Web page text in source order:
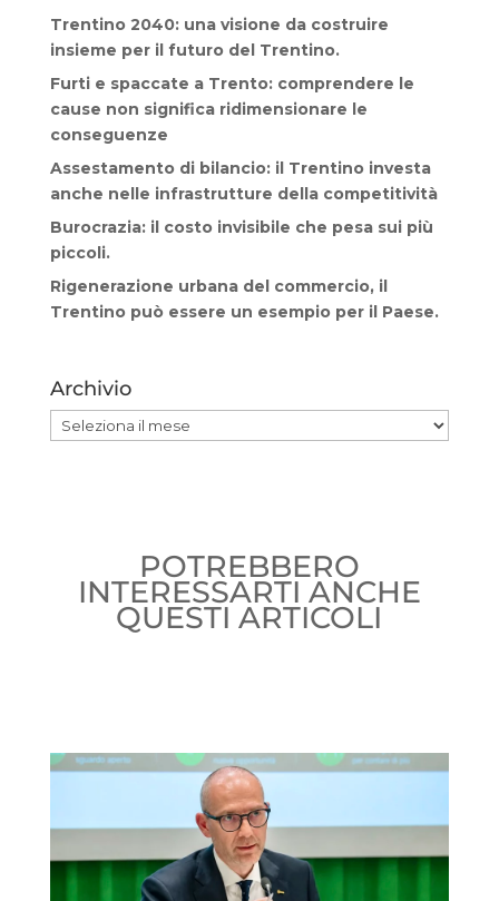
Trentino 2040: una visione da costruire
insieme per il futuro del Trentino.
Furti e spaccate a Trento: comprendere le
cause non significa ridimensionare le
conseguenze
Assestamento di bilancio: il Trentino investa
anche nelle infrastrutture della competitività
Burocrazia: il costo invisibile che pesa sui più
piccoli.
Rigenerazione urbana del commercio, il
Trentino può essere un esempio per il Paese.
Archivio
Archivio
POTREBBERO
INTERESSARTI ANCHE
QUESTI ARTICOLI